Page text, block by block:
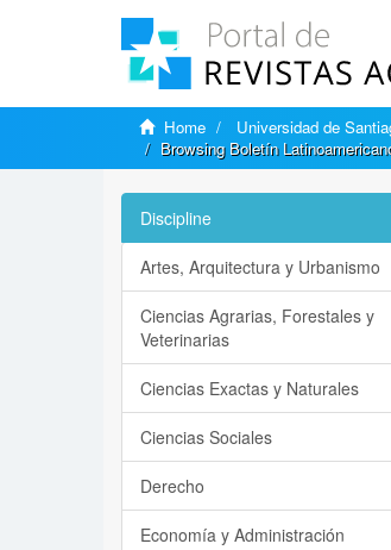
Home Universidad de
Browsing Boletín
Discipline
Artes, Arquitectura y Urbanismo
Ciencias Agrarias, Forestales y
Veterinarias
Ciencias Exactas y Naturales
Ciencias Sociales
Derecho
Economía y Administración